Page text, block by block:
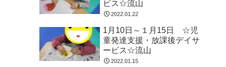
ビス☆流山
2022.01.22
1月10日～１月15日 ☆児
童発達支援・放課後デイサ
ービス☆流山
2022.01.15